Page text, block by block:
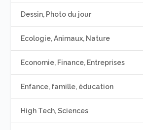
Dessin, Photo du jour
Ecologie, Animaux, Nature
Economie, Finance, Entreprises
Enfance, famille, éducation
High Tech, Sciences